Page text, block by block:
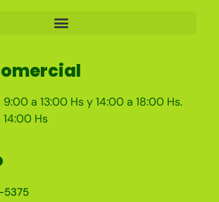
a 13:00 Hs y 14:00 a 18:00 Hs.
Hs
5375